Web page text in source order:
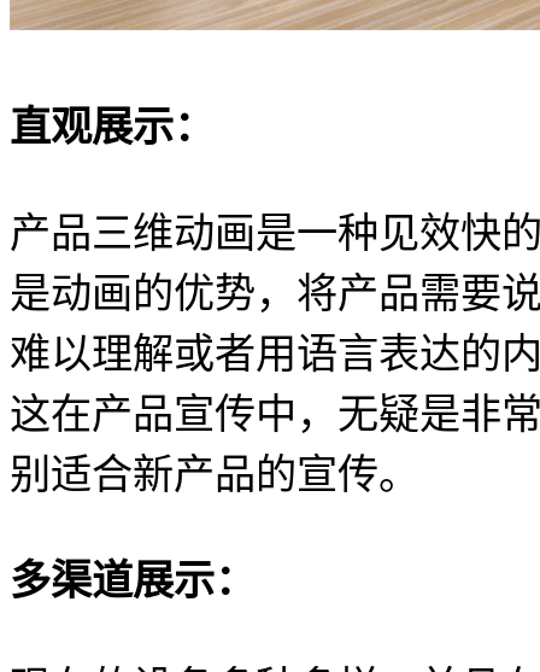
直观展示：
产品三维动画是一种见效快
是动画的优势，将产品需要
难以理解或者用语言表达的
这在产品宣传中，无疑是非
别适合新产品的宣传。
多渠道展示：